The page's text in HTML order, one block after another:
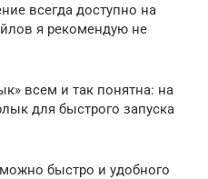
всегда доступно на
я рекомендую не
всем и так понятна: на
для быстрого запуска
быстро и удобного